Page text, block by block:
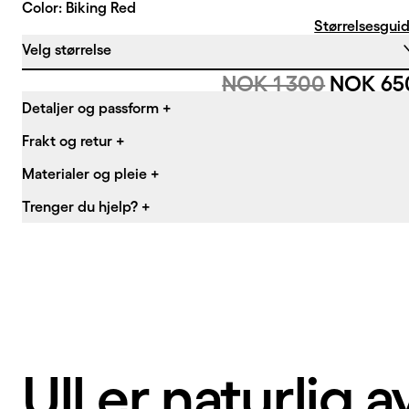
Color: Biking Red
Velg størrelse
Originalpris:
NOK 1 300 NOK
Detaljer og passform +
Frakt og retur +
Materialer og pleie +
Trenger du hjelp? +